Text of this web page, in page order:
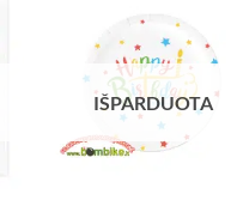
IŠPARDUOTA